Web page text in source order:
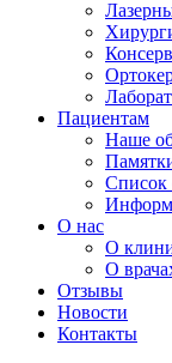
Пациентам
Наше
Список
О нас
О
О
Отзывы
Новости
Контакты